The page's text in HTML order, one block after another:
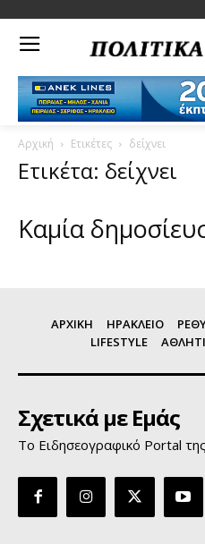
Αρχική Ετικέτες δείχνει
Ετικέτα: δείχνει
Καμία
ΑΡΧΙΚΗ ΗΡΑΚΛΕΙΟ
LIFESTYLE
Σχετικά με Εμάς
Το Ειδησεογραφικό Portal